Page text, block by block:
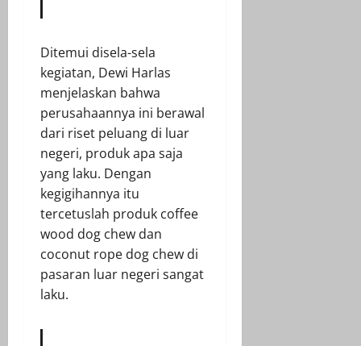
Ditemui disela-sela
kegiatan, Dewi Harlas
menjelaskan bahwa
perusahaannya ini berawal
dari riset peluang di luar
negeri, produk apa saja
yang laku. Dengan
kegigihannya itu
tercetuslah produk coffee
wood dog chew dan
coconut rope dog chew di
pasaran luar negeri sangat
laku.